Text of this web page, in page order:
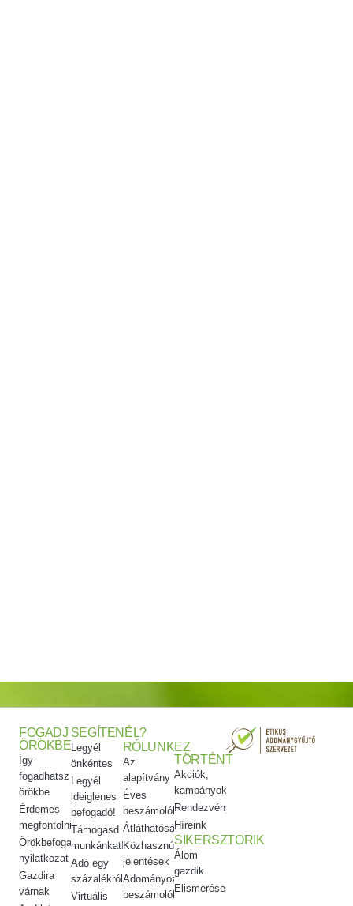
FOGADJ
ÖRÖKBE
Így
fogadhatsz
örökbe
Érdemes
megfontolni
Örökbefogadói
nyilatkozat
Gazdira
várnak
SEGÍTENÉL?
Legyél
önkéntes
Legyél
ideiglenes
befogadó!
Támogasd
munkánkat!
Adó egy
százalékról
Virtuális
RÓLUNK
Az
alapítvány
Éves
beszámolók
Átláthatóság
Közhasznúsági
jelentések
Adományozási
beszámolók
EZ
TÖRTÉNT
Akciók,
kampányok
Rendezvényeink
Híreink
SIKERSZTORIK
Álom
gazdik
Elismeréseink